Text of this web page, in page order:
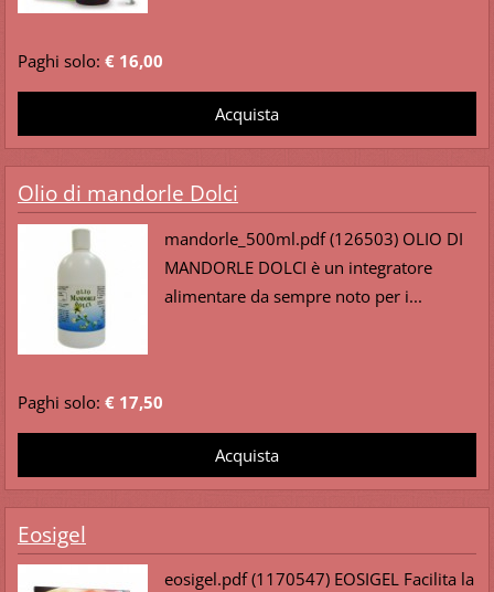
Paghi solo: € 16,00
Olio di mandorle Dolci
mandorle_500ml.pdf (126503) OLIO DI
MANDORLE DOLCI è un integratore
alimentare da sempre noto per i...
Paghi solo: € 17,50
Eosigel
eosigel.pdf (1170547) EOSIGEL Facilita la